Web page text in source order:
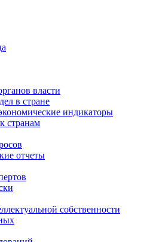
власти
в стране
индикаторы
странам
отчеты
собственности